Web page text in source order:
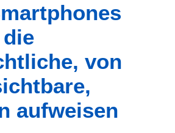
von
aufweisen